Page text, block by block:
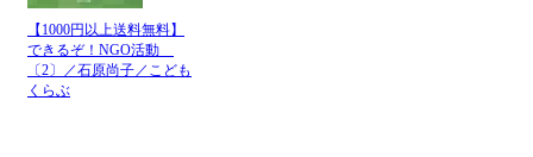
【1000円以上送料無料】
できるぞ！NGO活動
〔2〕／石原尚子／こども
くらぶ